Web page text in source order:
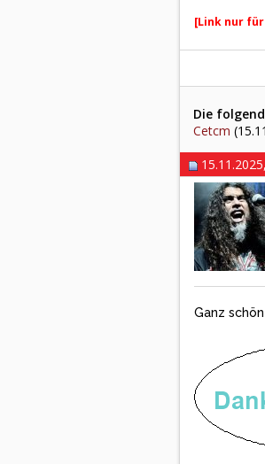
[Link nur
Die
Cetcm
Ganz